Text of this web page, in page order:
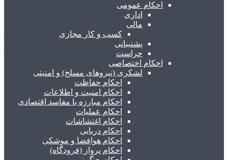
احکام عمومی
اداری
مالی
کسب و کار مجازی
پشتیبانی
حراست
احکام اختصاصی
لشکری (نیروهای مسلح) و امنیتی
احکام حفاظت
احکام امنیت و اطلاعات
احکام مبارزه با مفاسد اقتصادی
احکام عملیات
احکام اغتشاشات
احکام دریایی
احکام هوافضا و موشکی
احکام پرواز (فرودگاه)